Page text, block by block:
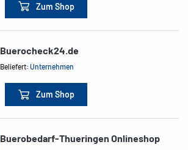
Zum Shop
Buerocheck24.de
Beliefert:Unternehmen
Zum Shop
Buerobedarf-Thueringen Onlineshop